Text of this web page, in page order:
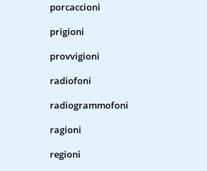
porcaccioni
prigioni
provvigioni
radiofoni
radiogrammofoni
ragioni
regioni